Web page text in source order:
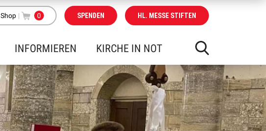
Shop | 0 SPENDEN HL. MESSE STIFTEN
INFORMIEREN KIRCHE IN NOT